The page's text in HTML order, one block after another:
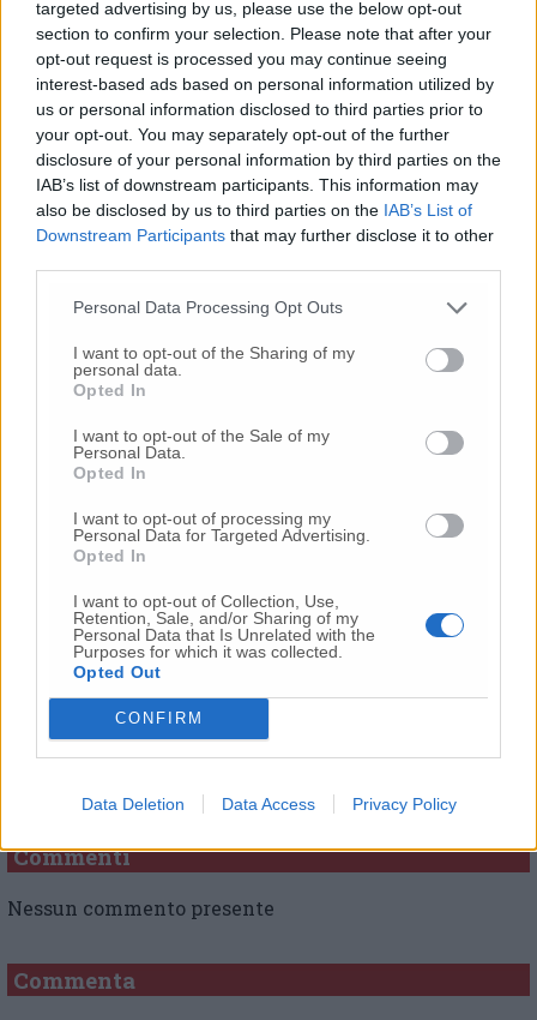
targeted advertising by us, please use the below opt-out
section to confirm your selection. Please note that after your
opt-out request is processed you may continue seeing
interest-based ads based on personal information utilized by
us or personal information disclosed to third parties prior to
your opt-out. You may separately opt-out of the further
disclosure of your personal information by third parties on the
IAB’s list of downstream participants. This information may
also be disclosed by us to third parties on the IAB’s List of
Downstream Participants that may further disclose it to other
Personal Data Processing Opt Outs
I want to opt-out of the Sharing of my
personal data.
Opted In
I want to opt-out of the Sale of my
Personal Data.
Opted In
I want to opt-out of processing my
Personal Data for Targeted Advertising.
Opted In
I want to opt-out of Collection, Use,
Retention, Sale, and/or Sharing of my
Personal Data that Is Unrelated with the
Purposes for which it was collected.
Opted Out
CONFIRM
Data Deletion Data Access Privacy Policy
Il docente del corso,Simone Tombolesi,
ritiene che «le imprese presenti abbiano avuto
modo di approfondire la materia ed i casi di
studio presentati che gli consentiranno di
rispondere agli adempimenti della normativa
ma anche di mettere in pratica le buone prassi
acquisite».
Edilart Marche continuerà ad attivare nuovi
interessati possono inviare una mail a:
promo-redazionale
Vai alla home
Commenti
Nessun commento presente
Commenta